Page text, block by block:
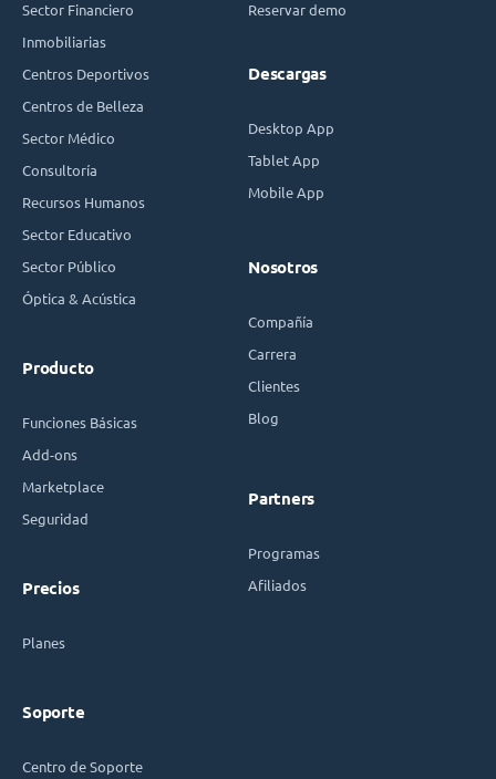
Sector Financiero
Inmobiliarias
Centros Deportivos
Centros de Belleza
Sector Médico
Consultoría
Recursos Humanos
Sector Educativo
Sector Público
Óptica & Acústica
Producto
Funciones Básicas
Add-ons
Marketplace
Seguridad
Precios
Planes
Soporte
Centro de Soporte
Reservar demo
Descargas
Desktop App
Tablet App
Mobile App
Nosotros
Compañía
Carrera
Clientes
Blog
Partners
Programas
Afiliados